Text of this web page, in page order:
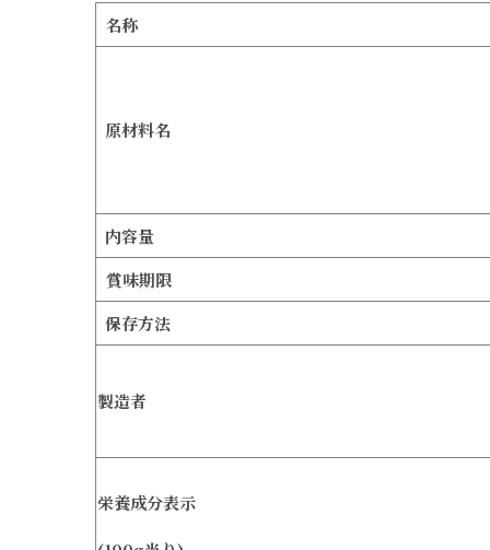
名称
原材料名
内容量
賞味期限
保存方法
製造者
栄養成分表示